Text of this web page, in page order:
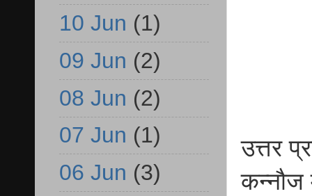
उत्तर
कन्नौज
10 Jun (1)
09 Jun (2)
08 Jun (2)
07 Jun (1)
06 Jun (3)